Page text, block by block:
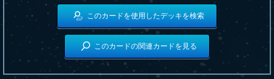
このカードを使用したデッキを検索
このカードの関連カードを見る